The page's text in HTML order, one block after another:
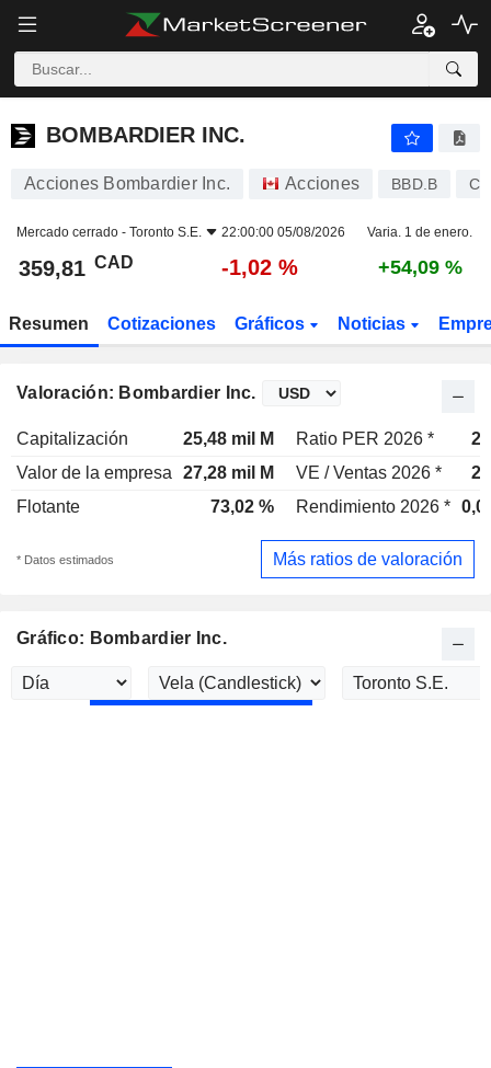
BOMBARDIER INC.
BOMBARDIER INC.
Acciones Bombardier Inc. Acciones BBD.B
Mercado cerrado - Toronto S.E. 22:00:00 05/08/2026 Varia. 1 de enero.
359,81 CAD -1,02 % +54,09 %
Resumen Cotizaciones Gráficos Noticias
Valoración: Bombardier Inc.
Capitalización 25,48 mil M Ratio PER 2026 *
Valor de la empresa
27,28 mil M VE / Ventas 2026 *
Flotante
73,02 % Rendimiento 2026 *
* Datos estimados Más ratios de valoración
Gráfico: Bombardier Inc.